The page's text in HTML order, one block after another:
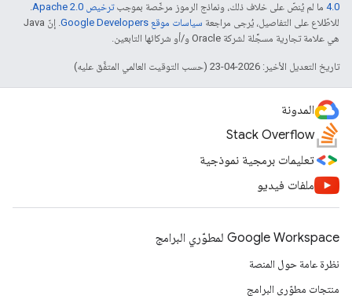
4.0‏ ما لم يُنصّ على خلاف ذلك، ونماذج الرموز مرخّصة بموجبترخيص Apache 2.0‏
.
للاطّلاع على التفاصيل، يُرجى مراجعة سياسات موقع Google Developers‏
. إنّ Java
هي علامة تجارية مسجَّلة لشركة Oracle و/أو شركائها التابعين.
تاريخ التعديل الأخير: 2026-04-23 (حسب التوقيت العالمي المتفَّق عليه)
المدونة
Stack Overflow
تعليمات برمجية نموذجية
ملفات فيديو
Google Workspace لمطوّري البرامج
نظرة عامة حول المنصة
منتجات مطوّري البرامج